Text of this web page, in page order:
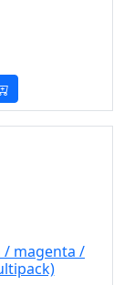
/ magenta /